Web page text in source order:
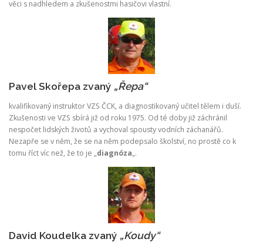
věci s nadhledem a zkušenostmi hasičovi vlastní.
Pavel Skořepa zvaný „Řepa“
kvalifikovaný instruktor VZS ČCK, a diagnostikovaný učitel tělem i duší.
Zkušenosti ve VZS sbírá již od roku 1975. Od té doby již záchránil
nespočet lidských životů a vychoval spousty vodních záchanářů.
Nezapře se v něm, že se na něm podepsalo školství, no prostě co k
tomu říct víc než, že to je „diagnóza„.
David Koudelka zvaný „Koudy“